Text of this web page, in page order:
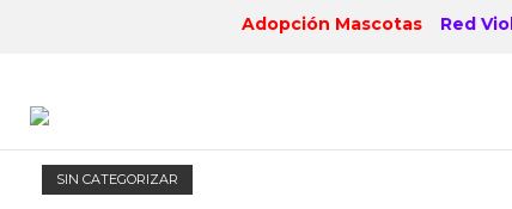
Adopción Mascotas Red
SIN CATEGORIZAR